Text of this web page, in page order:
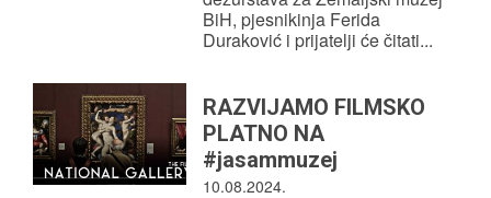
BiH, pjesnikinja Ferida
Duraković i prijatelji će čitati...
RAZVIJAMO FILMSKO
PLATNO NA
#jasammuzej
10.08.2024.